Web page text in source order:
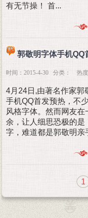
有无节操！ 首...
郭敬明字体手机QQ
时间：2015-4-30 分类： 热度
4月24日,由著名作家郭
手机QQ首发预热，不
风格字体。然而网友
余，让人细思恐极的是
字，难道都是郭敬明亲
1